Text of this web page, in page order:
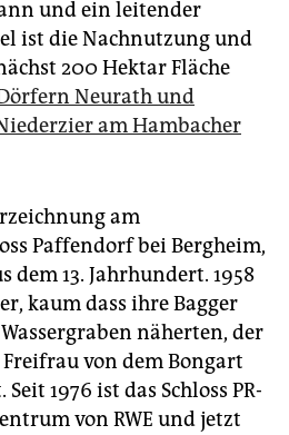
und ein leitender
ist die Nachnutzung und
200 Hektar Fläche
Neurath und
am Hambacher
am
Paffendorf bei Bergheim,
dem 13. Jahrhundert. 1958
kaum dass ihre Bagger
näherten, der
von dem Bongart
1976 ist das Schloss PR-
von RWE und jetzt